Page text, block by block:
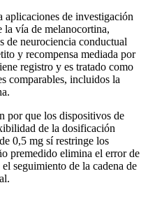
aplicaciones de investigación
vía de melanocortina,
de neurociencia conductual
y recompensa mediada por
registro y es tratado como
comparables, incluidos la
por que los dispositivos de
de la dosificación
0,5 mg sí restringe los
premedido elimina el error de
seguimiento de la cadena de